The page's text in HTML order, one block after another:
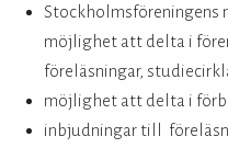
Stockholmsföreningens
möjlighet att delta i
föreläsningar,
möjlighet att delta i
inbjudningar till